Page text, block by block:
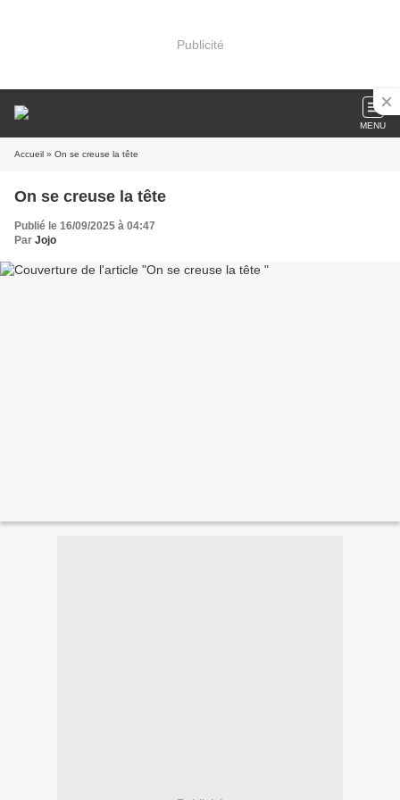
Publicité
MENU
Accueil » On se creuse la tête
On se creuse la tête
Publié le 16/09/2025 à 04:47
Par Jojo